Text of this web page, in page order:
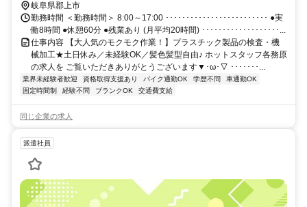
OK！ ●無料駐車場あり♪ ●交通費支給いたします(※規定あり)
･･････････････････････････････････
岐阜県郡上市
勤務時間 ＜勤務時間＞ 8:00～17:00 ･････････････････････････ ●実
働8時間 ●休憩60分 ●残業あり (月平均20時間) ･･･････････････････...
仕事内容 【大人気のモクモク作業！】プラスチック製品の検査・機
械加工★土日休み／未経験OK／髪色髪型自由♪ ホットスタッフ各務原
の求人を ご覧いただきありがとうございます▼･ω･▽ ･･･････...
業界未経験者歓迎 資格取得支援あり バイク通勤OK 学歴不問
車通勤OK
固定時間制
経験不問 ブランクOK 交通費支給
同じ企業の求人
派遣社員